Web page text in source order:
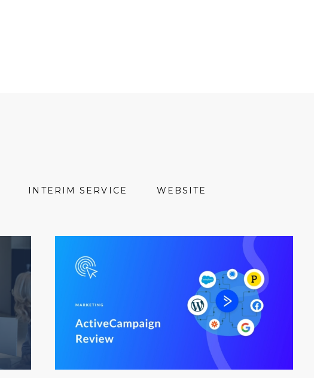
INTERIM SERVICE WEBSITE